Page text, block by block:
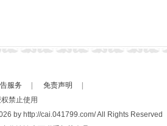
服务 免责声明
禁止使用
by http://cai.041799.com/ All Rights Reserved